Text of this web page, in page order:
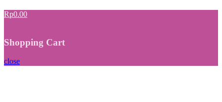
Rp0.00
Shopping Cart
close